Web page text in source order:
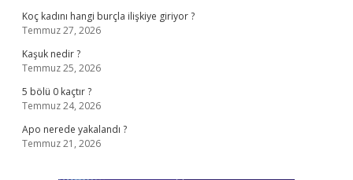
Koç kadını hangi burçla ilişkiye giriyor ?
Temmuz 27, 2026
Kaşuk nedir ?
Temmuz 25, 2026
5 bölü 0 kaçtır ?
Temmuz 24, 2026
Apo nerede yakalandı ?
Temmuz 21, 2026